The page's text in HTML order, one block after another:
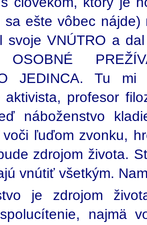
sa ešte vôbec
svoje VNÚTRO a
OSOBNÉ
JEDINCA. Tu
aktivista, profesor
náboženstvo
ľuďom zvonku,
zdrojom života.
vnútiť všetkým.
je zdrojom
najmä